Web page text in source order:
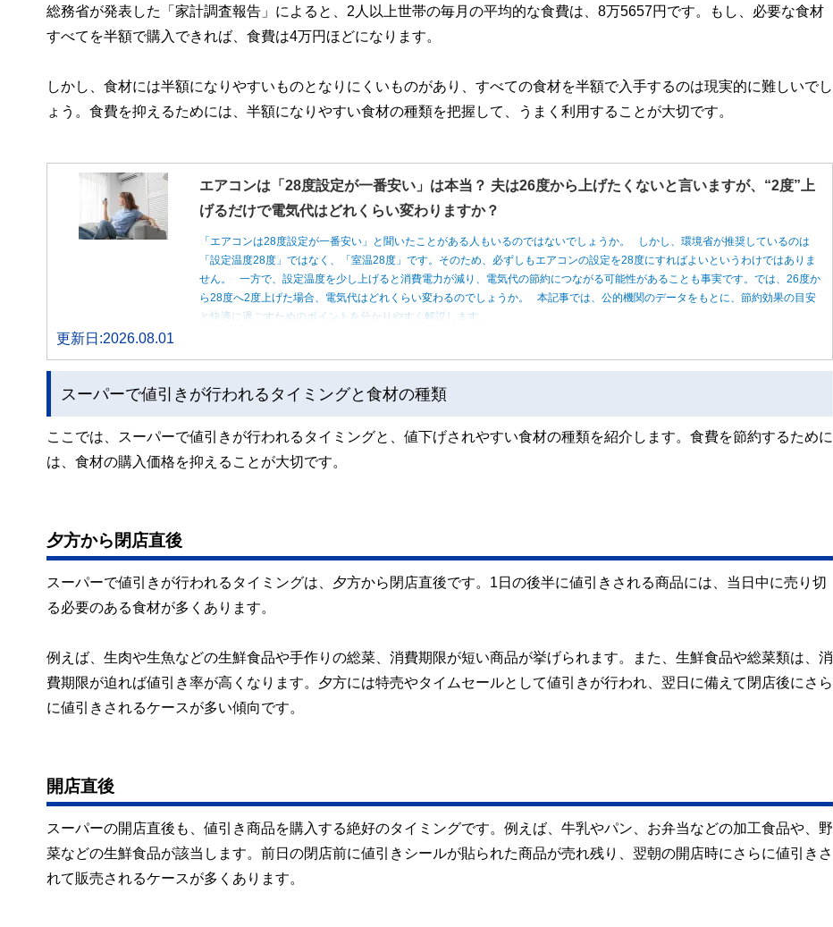
総務省が発表した「家計調査報告」によると、2人以上世帯の毎月の平均的な食費は、8万5657円です。もし、必要な食材
すべてを半額で購入できれば、食費は4万円ほどになります。
しかし、食材には半額になりやすいものとなりにくいものがあり、すべての食材を半額で入手するのは現実的に難しいでし
ょう。食費を抑えるためには、半額になりやすい食材の種類を把握して、うまく利用することが大切です。
エアコンは「28度設定が一番安い」は本当？ 夫は26度から上げたくないと言いますが、“2度”上
げるだけで電気代はどれくらい変わりますか？
「エアコンは28度設定が一番安い」と聞いたことがある人もいるのではないでしょうか。 しかし、環境省が推奨しているのは
「設定温度28度」ではなく、「室温28度」です。そのため、必ずしもエアコンの設定を28度にすればよいというわけではありま
せん。 一方で、設定温度を少し上げると消費電力が減り、電気代の節約につながる可能性があることも事実です。では、26度か
ら28度へ2度上げた場合、電気代はどれくらい変わるのでしょうか。 本記事では、公的機関のデータをもとに、節約効果の目安
と快適に過ごすためのポイントを分かりやすく解説します。
更新日:2026.08.01
スーパーで値引きが行われるタイミングと食材の種類
ここでは、スーパーで値引きが行われるタイミングと、値下げされやすい食材の種類を紹介します。食費を節約するために
は、食材の購入価格を抑えることが大切です。
夕方から閉店直後
スーパーで値引きが行われるタイミングは、夕方から閉店直後です。1日の後半に値引きされる商品には、当日中に売り切
る必要のある食材が多くあります。
例えば、生肉や生魚などの生鮮食品や手作りの総菜、消費期限が短い商品が挙げられます。また、生鮮食品や総菜類は、消
費期限が迫れば値引き率が高くなります。夕方には特売やタイムセールとして値引きが行われ、翌日に備えて閉店後にさら
に値引きされるケースが多い傾向です。
開店直後
スーパーの開店直後も、値引き商品を購入する絶好のタイミングです。例えば、牛乳やパン、お弁当などの加工食品や、野
菜などの生鮮食品が該当します。前日の閉店前に値引きシールが貼られた商品が売れ残り、翌朝の開店時にさらに値引きさ
れて販売されるケースが多くあります。